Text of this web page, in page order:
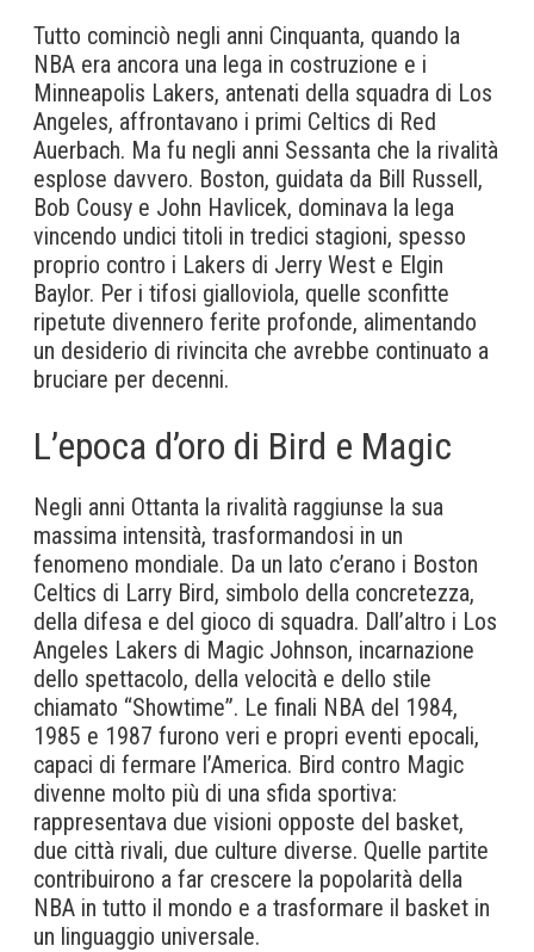
Tutto cominciò negli anni Cinquanta, quando la
NBA era ancora una lega in costruzione e i
Minneapolis Lakers, antenati della squadra di Los
Angeles, affrontavano i primi Celtics di Red
Auerbach. Ma fu negli anni Sessanta che la rivalità
esplose davvero. Boston, guidata da Bill Russell,
Bob Cousy e John Havlicek, dominava la lega
vincendo undici titoli in tredici stagioni, spesso
proprio contro i Lakers di Jerry West e Elgin
Baylor. Per i tifosi gialloviola, quelle sconfitte
ripetute divennero ferite profonde, alimentando
un desiderio di rivincita che avrebbe continuato a
bruciare per decenni.
L’epoca d’oro di Bird e Magic
Negli anni Ottanta la rivalità raggiunse la sua
massima intensità, trasformandosi in un
fenomeno mondiale. Da un lato c’erano i Boston
Celtics di Larry Bird, simbolo della concretezza,
della difesa e del gioco di squadra. Dall’altro i Los
Angeles Lakers di Magic Johnson, incarnazione
dello spettacolo, della velocità e dello stile
chiamato “Showtime”. Le finali NBA del 1984,
1985 e 1987 furono veri e propri eventi epocali,
capaci di fermare l’America. Bird contro Magic
divenne molto più di una sfida sportiva:
rappresentava due visioni opposte del basket,
due città rivali, due culture diverse. Quelle partite
contribuirono a far crescere la popolarità della
NBA in tutto il mondo e a trasformare il basket in
un linguaggio universale.